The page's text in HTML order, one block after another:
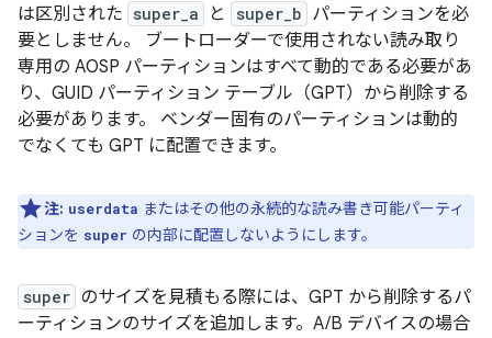
は区別された super_a と super_b パーティションを必
要としません。 ブートローダーで使用されない読み取り
専用の AOSP パーティションはすべて動的である必要があ
り、GUID パーティション テーブル（GPT）から削除する
必要があります。 ベンダー固有のパーティションは動的
でなくても GPT に配置できます。
注: userdata またはその他の永続的な読み書き可能パーティ
ションを super の内部に配置しないようにします。
super のサイズを見積もる際には、GPT から削除するパ
ーティションのサイズを追加します。A/B デバイスの場合